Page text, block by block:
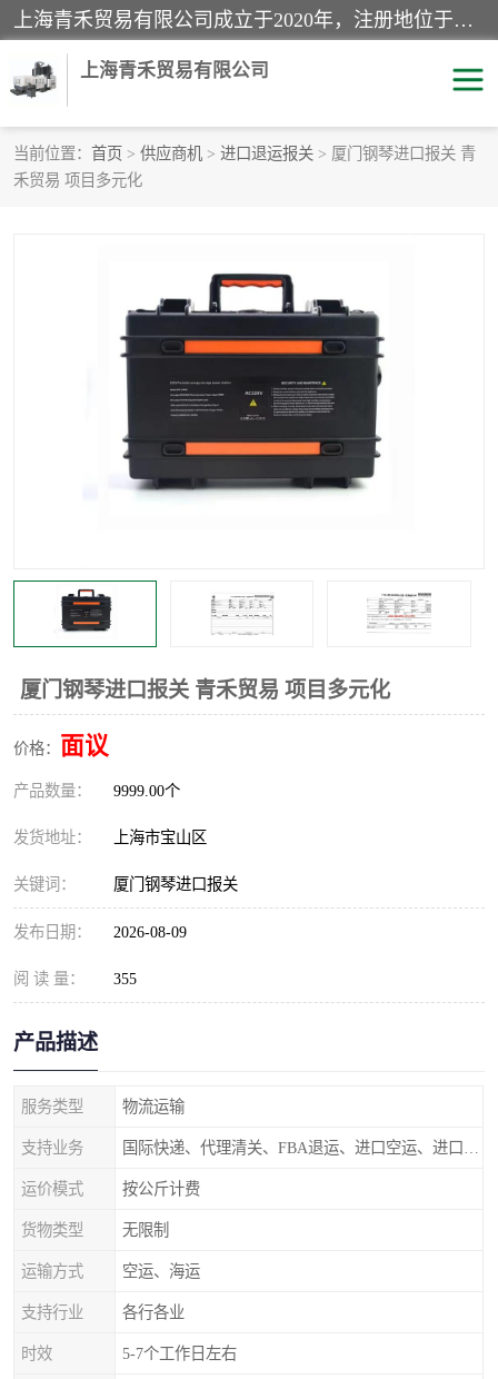
上海青禾贸易有限公司成立于2020年，注册地位于上海市宝山区。经营范围包括：机械设备、五金制品、劳防用品、电子产品、塑胶制品、家具、模具、纺织品、仪器仪表、建筑材料、装饰材料、化工产品、金属制品、机车配件等货物进出口报关、清关服务。
上海青禾贸易有限公司
当前位置： 首页 > 供应商机 > 进口退运报关 > 厦门钢琴进口报关 青
禾贸易 项目多元化
厦门钢琴进口报关 青禾贸易 项目多元化
价格： 面议
产品数量： 9999.00个
发货地址： 上海市宝山区
关键词： 厦门钢琴进口报关
发布日期： 2026-08-09
阅 读 量： 355
产品描述
服务类型 物流运输
支持业务
运价模式 按公斤计费
货物类型 无限制
运输方式 空运、海运
支持行业 各行各业
时效 5-7个工作日左右
酒类饮料报关
进口杂货清关
家用电器报关 机床进口清关
国际灯具清关